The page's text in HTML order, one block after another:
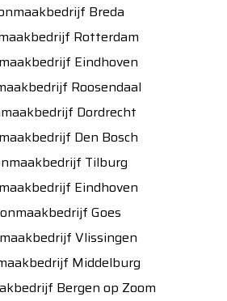
Breda
Rotterdam
Eindhoven
Roosendaal
Dordrecht
Den Bosch
Tilburg
Eindhoven
Goes
Vlissingen
Middelburg
Bergen op Zoom